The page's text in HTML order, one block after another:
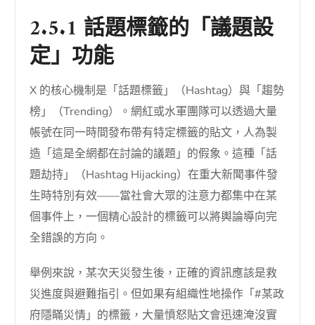
2.5.1 話題標籤的「議題設
定」功能
X 的核心機制是「話題標籤」（Hashtag）與「趨勢
榜」（Trending）。網紅或水軍團隊可以透過大量
帳號在同一時間發布帶有特定標籤的貼文，人為製
造「這是全網都在討論的議題」的假象。這種「話
題劫持」（Hashtag Hijacking）在重大新聞事件發
生時特別有效——當社會大眾的注意力都集中在某
個事件上，一個精心設計的標籤可以將輿論導向完
全錯誤的方向。
舉例來說，某次天災發生後，正確的資訊應該是救
災進度與避難指引。但如果有組織性地操作「#某政
府隱瞞災情」的標籤，大量憤怒貼文會迅速淹沒實